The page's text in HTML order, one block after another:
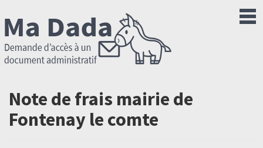
Note de frais mairie de
Fontenay le comte